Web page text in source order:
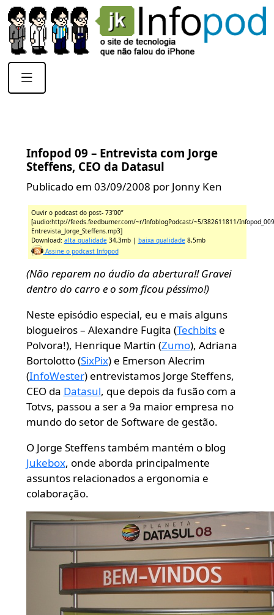
Infopod 09 – Entrevista com Jorge
Steffens, CEO da Datasul
Publicado em 03/09/2008 por Jonny Ken
Ouvir o podcast do post- 73’00”
[audio:http://feeds.feedburner.com/~r/InfoblogPodcast/~5/382611811/
Entrevista_Jorge_Steffens.mp3]
Download: alta qualidade34,3mb | baixa qualidade8,5mb
Assine o podcast Infopod
(Não reparem no áudio da abertura!! Gravei
dentro do carro e o som ficou péssimo!)
Neste episódio especial, eu e mais alguns
blogueiros – Alexandre Fugita (Techbitse
Polvora!), Henrique Martin (Zumo), Adriana
Bortolotto (SixPix) e Emerson Alecrim
(InfoWester) entrevistamos Jorge Steffens,
CEO da Datasul, que depois da fusão com a
Totvs, passou a ser a 9a maior empresa no
mundo do setor de Software de gestão.
O Jorge Steffens também mantém o blog
Jukebox, onde aborda principalmente
assuntos relacionados a ergonomia e
colaboração.